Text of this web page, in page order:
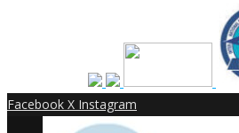
Facebook X Instagram